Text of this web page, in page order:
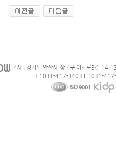
본사 : 경기도 안산사 상록구 이호로3길 14-
T : 031-417-3403 F : 031-